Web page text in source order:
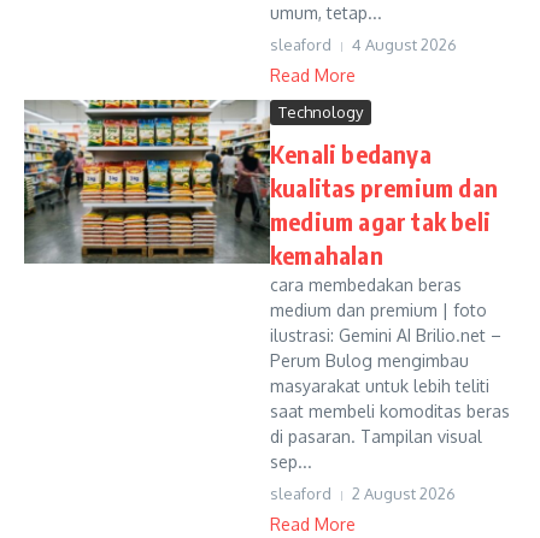
umum, tetap...
sleaford 4 August 2026
Read More
Technology
Kenali bedanya
kualitas premium dan
medium agar tak beli
kemahalan
cara membedakan beras
medium dan premium | foto
ilustrasi: Gemini AI Brilio.net –
Perum Bulog mengimbau
masyarakat untuk lebih teliti
saat membeli komoditas beras
di pasaran. Tampilan visual
sep...
sleaford 2 August 2026
Read More